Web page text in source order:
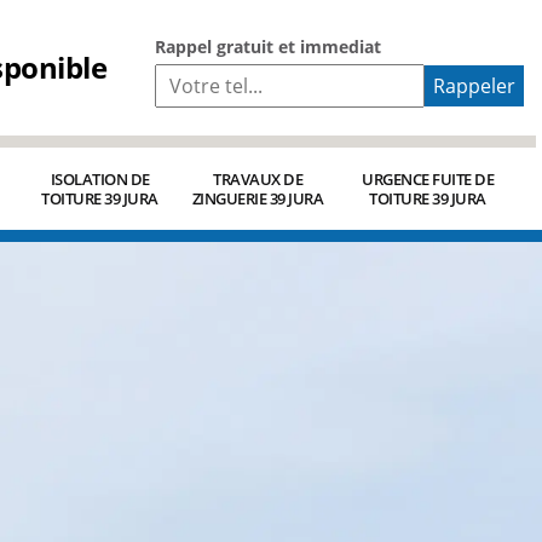
Rappel gratuit et immediat
ISOLATION DE
TOITURE 39 JURA
TRAVAUX DE
ZINGUERIE 39 JURA
URGENCE FUITE DE
TOITURE 39 JURA